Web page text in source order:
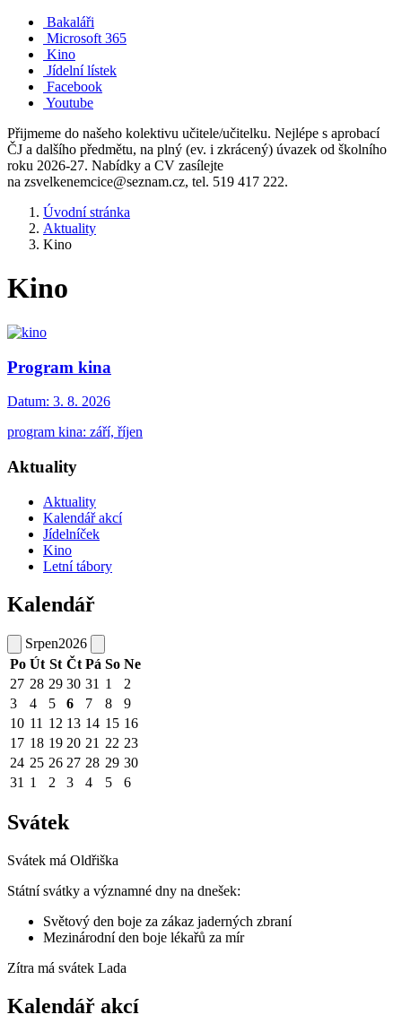
Bakaláři
Microsoft 365
Kino
Jídelní lístek
Facebook
Youtube
Přijmeme do našeho kolektivu učitele/učitelku. Nejlépe s aprobací
ČJ a dalšího předmětu, na plný (ev. i zkrácený) úvazek od školního
roku 2026-27. Nabídky a CV zasílejte
na zsvelkenemcice@seznam.cz, tel. 519 417 222.
Úvodní stránka
Aktuality
Kino
Kino
Program kina
Datum: 3. 8. 2026
program kina: září, říjen
Aktuality
Aktuality
Kalendář akcí
Jídelníček
Kino
Letní tábory
Kalendář
Srpen2026
Po Út St Čt Pá So Ne
27 28 29 30 31 1
2
3
4 5 6 7 8
9
10 11 12 13 14 15 16
17 18 19 20 21 22 23
24 25 26 27 28 29 30
31 1 2 3 4 5 6
Svátek
Svátek má Oldřiška
Státní svátky a významné dny na dnešek:
Světový den boje za zákaz jaderných zbraní
Mezinárodní den boje lékařů za mír
Zítra má svátek Lada
Kalendář akcí